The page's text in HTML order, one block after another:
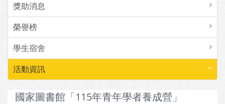
獎助消息
榮譽榜
學生宿舍
活動資訊
國家圖書館「115年青年學者養成營」